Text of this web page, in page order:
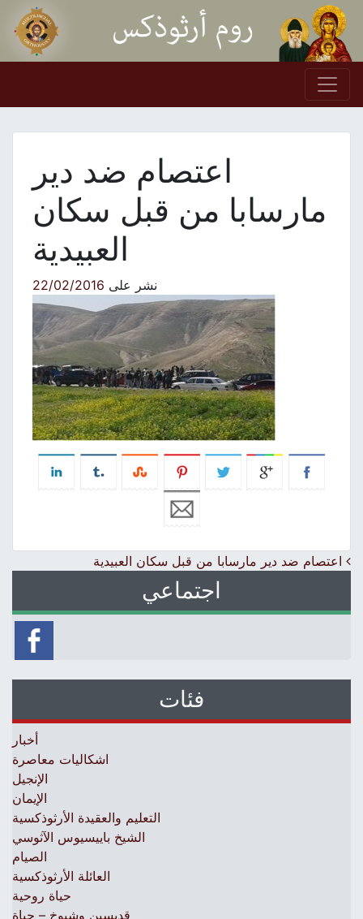
Skip to content
Main Navigation
اعتصام ضد دير
مارسابا من قبل سكان
العبيدية
نشر على22/02/2016
Post navigation
اعتصام ضد دير مارسابا من قبل سكان العبيدية
اجتماعي
فئات
أخبار
اشكاليات معاصرة
الإنجيل
الإيمان
التعليم والعقيدة الأرثوذكسية
الشيخ باييسيوس الآثوسي
الصيام
العائلة الأرثوذكسية
حياة روحية
قديسين وشيوخ – حياة